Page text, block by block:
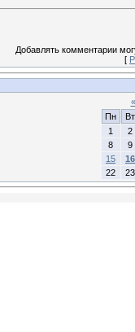
Добавлять комментарии
[
«
Пн
Вт
1
2
8
9
15
16
22
23